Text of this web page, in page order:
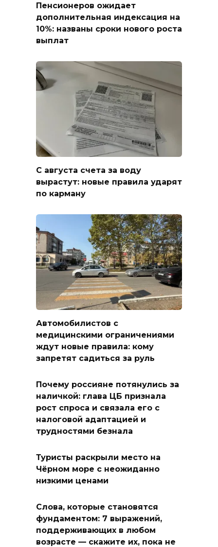
Пенсионеров ожидает
дополнительная индексация на
10%: названы сроки нового роста
выплат
С августа счета за воду
вырастут: новые правила ударят
по карману
Автомобилистов с
медицинскими ограничениями
ждут новые правила: кому
запретят садиться за руль
Почему россияне потянулись за
наличкой: глава ЦБ признала
рост спроса и связала его с
налоговой адаптацией и
трудностями безнала
Туристы раскрыли место на
Чёрном море с неожиданно
низкими ценами
Слова, которые становятся
фундаментом: 7 выражений,
поддерживающих в любом
возрасте — скажите их, пока не